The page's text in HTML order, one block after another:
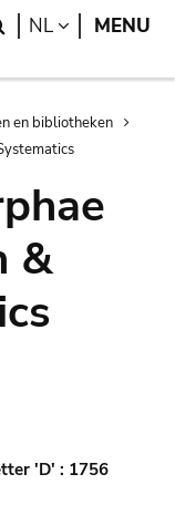
Search
NL LANGUAGE
MENU
en bibliotheken
&
'D' : 1756